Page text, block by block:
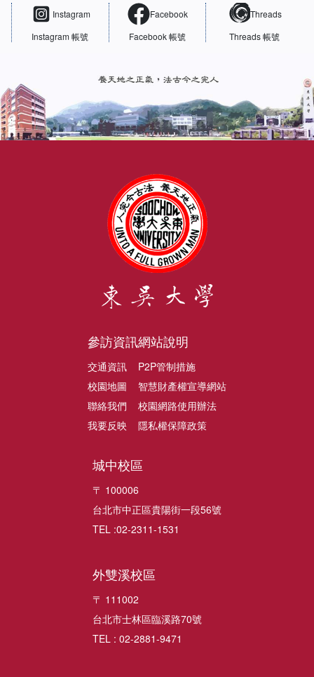
Instagram
Instagram 帳號
Facebook
Facebook 帳號
Threads
Threads 帳號
參訪資訊
交通資訊
校園地圖
聯絡我們
我要反映
網站說明
P2P管制措施
智慧財產權宣導網站
校園網路使用辦法
隱私權保障政策
城中校區
〒 100006
台北市中正區貴陽街一段56號
TEL :02-2311-1531
外雙溪校區
〒 111002
台北市士林區臨溪路70號
TEL : 02-2881-9471